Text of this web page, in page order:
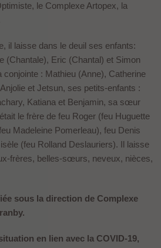
le Complexe Artopex, la
il laisse dans le deuil ses enfants:
(Chantale), Eric (Chantal) et Simon
conjointe : Mathieu (Anne), Catherine
et Jetsun, ses petits-enfants :
Katiana et Benjamin, sa sœur
le frère de feu Roger (feu Huguette
Madeleine Pomerleau), feu Denis
(feu Rolland Deslauriers). Il laisse
frères, belles-sœurs, neveux, nièces,
sous la direction de Complexe
en lien avec la COVID-19,